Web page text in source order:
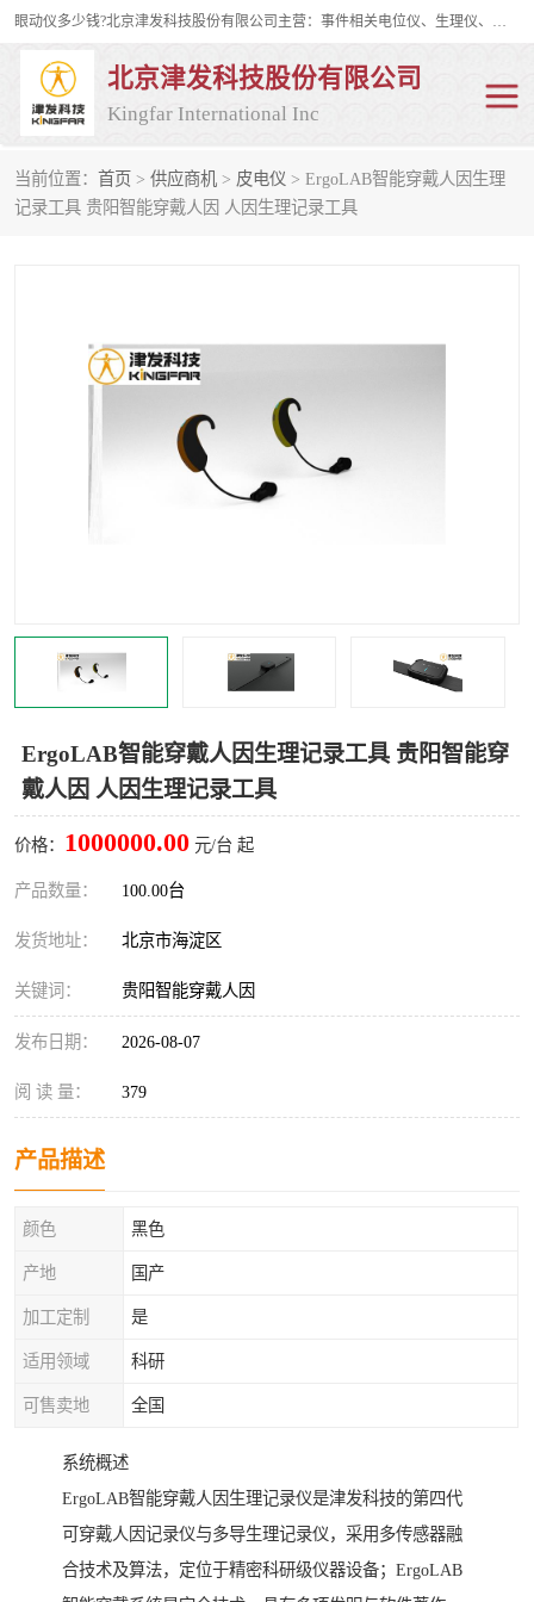
眼动仪多少钱?北京津发科技股份有限公司主营：事件相关电位仪、生理仪、肌电仪、脑电仪、皮电仪、眼动仪；是国家级高新技术企业、科技部认定的科技型中小企业和中关村高新技术企业，具备保密资格，具备自主进出口经营权；自主研发技术、产品与服务荣获多项省部级科学技术奖励、国家发明专利、国家软件著作权和省部级新技术新产品（服务）认证。
北京津发科技股份有限公司
Kingfar International Inc
当前位置： 首页 > 供应商机 > 皮电仪 > ErgoLAB智能穿戴人因生理
记录工具 贵阳智能穿戴人因 人因生理记录工具
ErgoLAB智能穿戴人因生理记录工具 贵阳智能穿
戴人因 人因生理记录工具
价格： 1000000.00 元/台 起
产品数量： 100.00台
发货地址： 北京市海淀区
关键词： 贵阳智能穿戴人因
发布日期： 2026-08-07
阅 读 量： 379
产品描述
颜色 黑色
产地 国产
加工定制 是
适用领域 科研
可售卖地 全国
系统概述
ErgoLAB智能穿戴人因生理记录仪是津发科技的第四代
可穿戴人因记录仪与多导生理记录仪，采用多传感器融
合技术及算法，定位于精密科研级仪器设备；ErgoLAB
皮电仪 脑电仪
行为观察与表情分析
人机交互实验室
神经营销与消费行为实验